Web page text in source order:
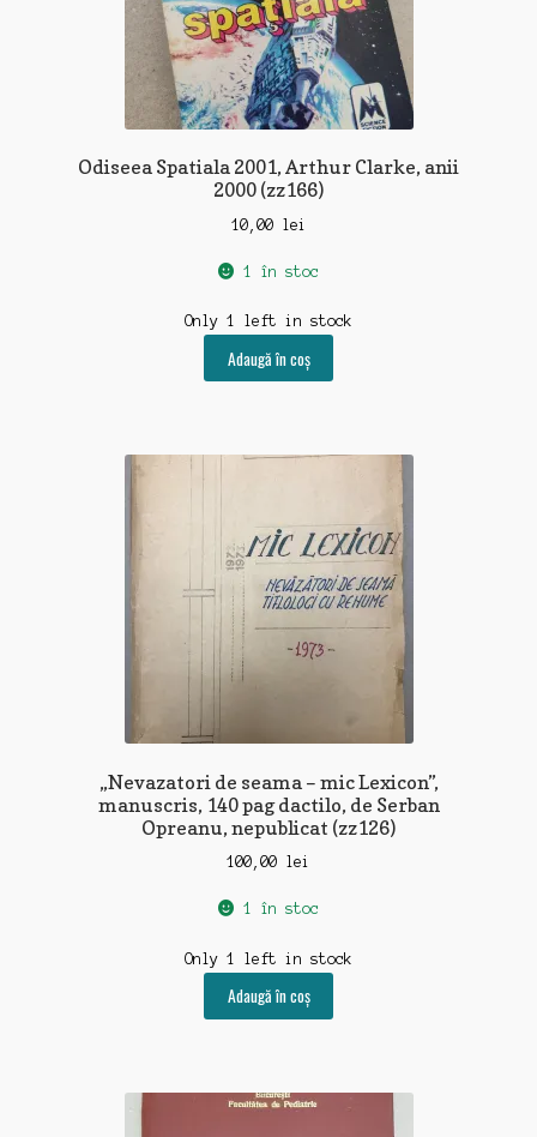
Odiseea Spatiala 2001, Arthur Clarke, anii
2000 (zz166)
10,00 lei
1 în stoc
Only 1 left in stock
Adaugă în coș
„Nevazatori de seama – mic Lexicon”,
manuscris, 140 pag dactilo, de Serban
Opreanu, nepublicat (zz126)
100,00 lei
1 în stoc
Only 1 left in stock
Adaugă în coș